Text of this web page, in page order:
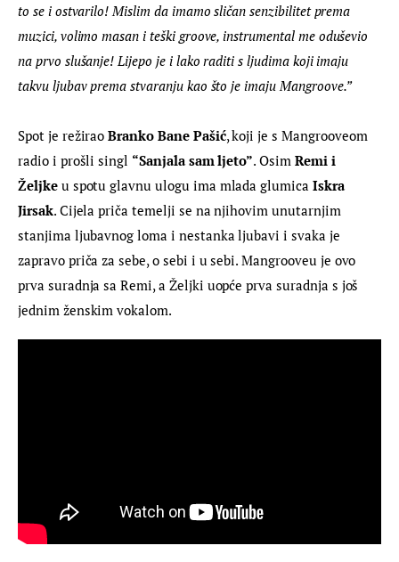
to se i ostvarilo! Mislim da imamo sličan senzibilitet prema
muzici, volimo masan i teški groove, instrumental me oduševio
na prvo slušanje! Lijepo je i lako raditi s ljudima koji imaju
takvu ljubav prema stvaranju kao što je imaju Mangroove.”
Spot je režirao Branko Bane Pašić, koji je s Mangrooveom
radio i prošli singl “Sanjala sam ljeto”. Osim Remi i
Željke u spotu glavnu ulogu ima mlada glumica Iskra
Jirsak. Cijela priča temelji se na njihovim unutarnjim
stanjima ljubavnog loma i nestanka ljubavi i svaka je
zapravo priča za sebe, o sebi i u sebi. Mangrooveu je ovo
prva suradnja sa Remi, a Željki uopće prva suradnja s još
jednim ženskim vokalom.